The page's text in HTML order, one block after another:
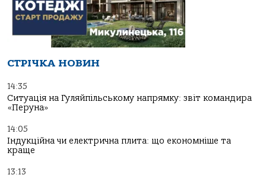
СТРІЧКА НОВИН
14:35
Ситуація на Гуляйпільському напрямку: звіт командира
«Перуна»
14:05
Індукційна чи електрична плита: що економніше та
краще
13:13